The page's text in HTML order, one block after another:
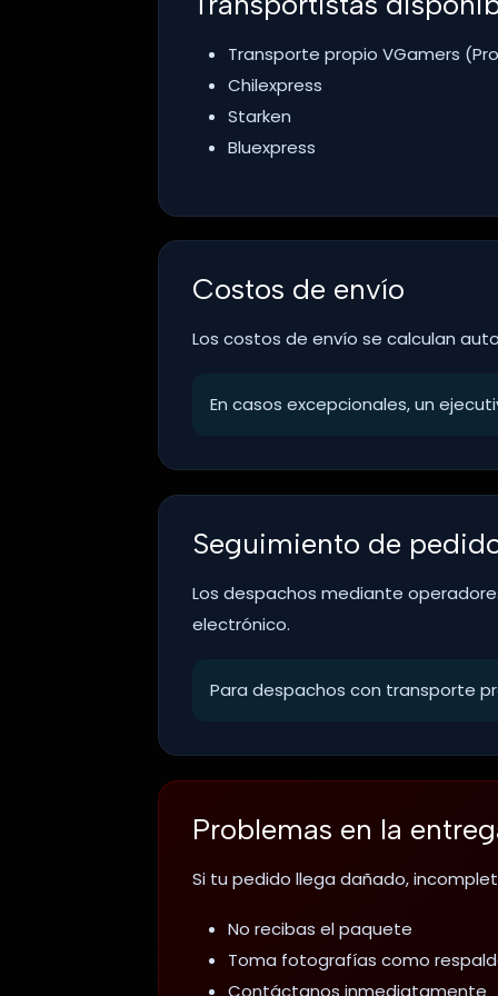
Transporte propio VGamers
Chilexpress
Starken
Bluexpress
Costos de envío
Los costos de envío se calculan
En casos excepcionales, un
Seguimiento de
Los despachos mediante
electrónico.
Para despachos con transporte
Problemas en la
Si tu pedido llega dañado,
No recibas el paquete
Toma fotografías como
Contáctanos inmediatamente